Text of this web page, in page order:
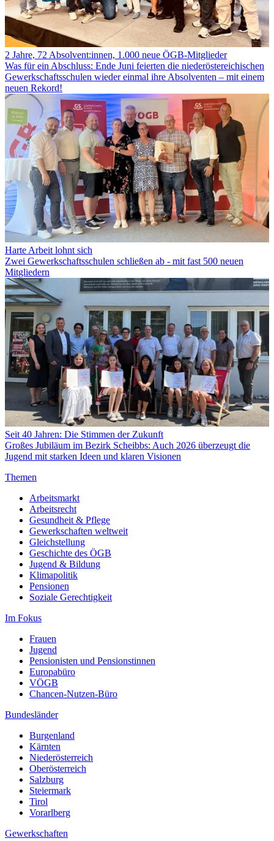
2 Jahre, 72 Absolvent:innen, 1.000 neue ÖGB-Mitglieder
Was für ein Abschluss: Ende Juni feierten die niederöstereichischen
Gewerkschaftsschulen wieder einmal ihre Absolventen – mit einem
neuen Rekord!
Harte Arbeit lohnt sich
Zwei Gewerkschaftsschulen schließen ab - mit fast 500 neuen
Mitgliedern
Seit 40 Jahren: Die Stimmen der Zukunft
Großes Jubiläum im Bezirk Scheibbs: Auch 2026 überzeugt die
Jugend mit starken Ideen und klaren Visionen
Themen
Arbeitsmarkt
Arbeitsrecht
Gesundheit & Pflege
Gewerkschaften weltweit
Gleichstellung
Geschichte des ÖGB
Jugend & Bildung
Klimapolitik
Pensionen
Soziale Gerechtigkeit
Im Fokus
Frauen
Jugend
Pensionisten und Pensionstinnen
Europabüro
VÖGB
Chancen-Nutzen-Büro
Bundesländer
Burgenland
Kärnten
Niederösterreich
Oberösterreich
Salzburg
Steiermark
Tirol
Vorarlberg
Gewerkschaften